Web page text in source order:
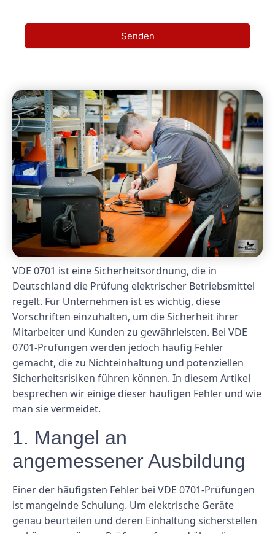
Senden
VDE 0701 ist eine Sicherheitsordnung, die in
Deutschland die Prüfung elektrischer Betriebsmittel
regelt. Für Unternehmen ist es wichtig, diese
Vorschriften einzuhalten, um die Sicherheit ihrer
Mitarbeiter und Kunden zu gewährleisten. Bei VDE
0701-Prüfungen werden jedoch häufig Fehler
gemacht, die zu Nichteinhaltung und potenziellen
Sicherheitsrisiken führen können. In diesem Artikel
besprechen wir einige dieser häufigen Fehler und wie
man sie vermeidet.
1. Mangel an
angemessener Ausbildung
Einer der häufigsten Fehler bei VDE 0701-Prüfungen
ist mangelnde Schulung. Um elektrische Geräte
genau beurteilen und deren Einhaltung sicherstellen